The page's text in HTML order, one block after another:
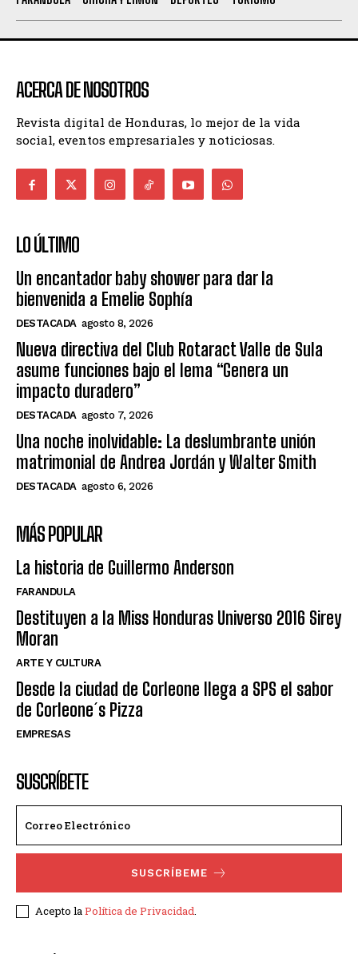
ACERCA DE NOSOTROS
Revista digital de Honduras, lo mejor de la vida
social, eventos empresariales y noticiosas.
LO ÚLTIMO
Un encantador baby shower para dar la
bienvenida a Emelie Sophía
DESTACADA agosto 8, 2026
Nueva directiva del Club Rotaract Valle de Sula
asume funciones bajo el lema “Genera un
impacto duradero”
DESTACADA agosto 7, 2026
Una noche inolvidable: La deslumbrante unión
matrimonial de Andrea Jordán y Walter Smith
DESTACADA agosto 6, 2026
MÁS POPULAR
La historia de Guillermo Anderson
FARANDULA
Destituyen a la Miss Honduras Universo 2016 Sirey
Moran
ARTE Y CULTURA
Desde la ciudad de Corleone llega a SPS el sabor
de Corleone´s Pizza
EMPRESAS
SUSCRÍBETE
SUSCRÍBEME
Acepto laPolítica de Privacidad.